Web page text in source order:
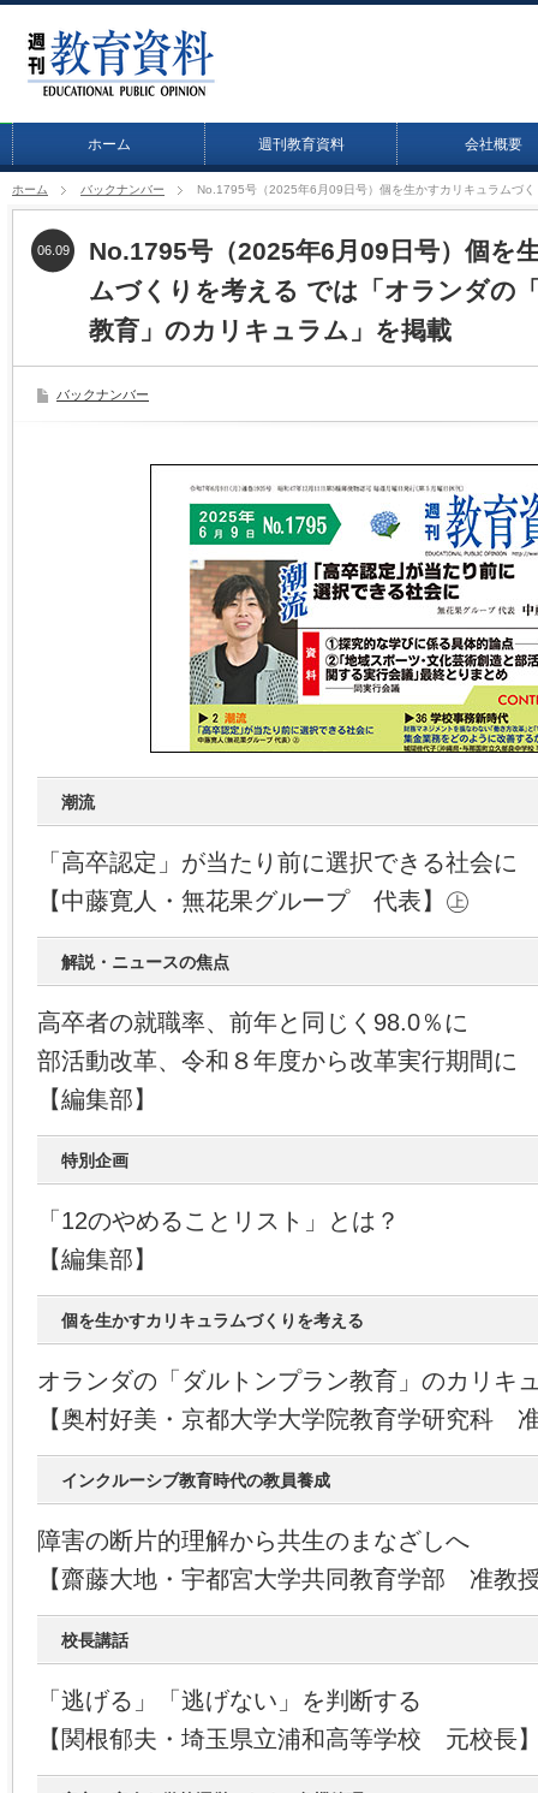
ホーム 週刊教育資料 会社概要
ホーム バックナンバー No.1795号（2025年6月09日号）個を生かすカリキュラムづ
No.1795号（2025年6月09日号）個を
ムづくりを考える では「オランダの
教育」のカリキュラム」を掲載
06.09
バックナンバー
潮流
「高卒認定」が当たり前に選択できる社会に
【中藤寛人・無花果グループ 代表】㊤
解説・ニュースの焦点
高卒者の就職率、前年と同じく98.0％に
部活動改革、令和８年度から改革実行期間に
【編集部】
特別企画
「12のやめることリスト」とは？
【編集部】
個を生かすカリキュラムづくりを考える
オランダの「ダルトンプラン教育」のカリキ
【奥村好美・京都大学大学院教育学研究科
インクルーシブ教育時代の教員養成
障害の断片的理解から共生のまなざしへ
【齋藤大地・宇都宮大学共同教育学部 准教
校長講話
「逃げる」「逃げない」を判断する
【関根郁夫・埼玉県立浦和高等学校 元校長